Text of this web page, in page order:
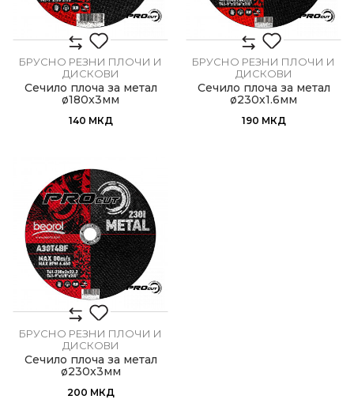
БРУСНО РЕЗНИ ПЛОЧИ И
ДИСКОВИ
Сечило плоча за метал
ø180x3мм
140 МКД
БРУСНО РЕЗНИ ПЛОЧИ И
ДИСКОВИ
Сечило плоча за метал
ø230х1.6мм
190 МКД
БРУСНО РЕЗНИ ПЛОЧИ И
ДИСКОВИ
Сечило плоча за метал
ø230x3мм
200 МКД